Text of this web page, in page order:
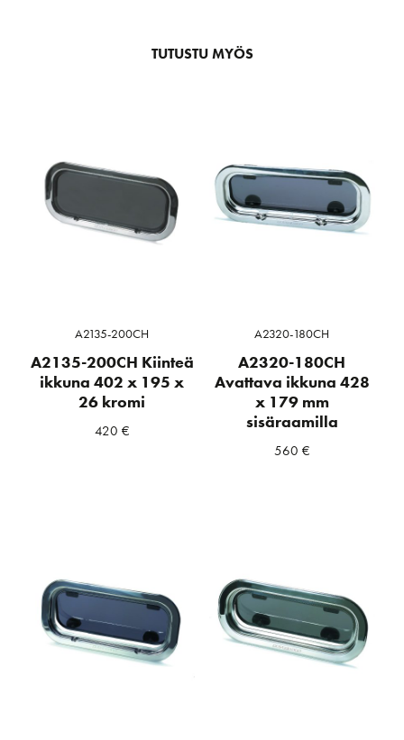
TUTUSTU MYÖS
A2135-200CH
A2135-200CH Kiinteä
ikkuna 402 x 195 x
26 kromi
420 €
A2320-180CH
A2320-180CH
Avattava ikkuna 428
x 179 mm
sisäraamilla
560 €